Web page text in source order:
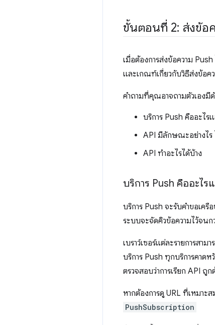
ขั้นตอนที่ 2: ส่งข้อ
เมื่อต้องการส่งข้อความ
และเกณฑ์เกี่ยวกับวิธีส่งข้อค
คำถามที่คุณอาจถามตัวเองมี
บริการ Push คืออะไร
API มีลักษณะอย่างไร
API ทำอะไรได้บ้าง
บริการ Push คืออะไร
บริการ Push จะรับคําขอเครื
ระบบจะจัดคิวข้อความไว้จนก
เบราว์เซอร์แต่ละรายการส
บริการ Push ทุกบริการคาดห
ตรวจสอบว่าการเรียก API ถูก
หากต้องการดู URL ที่เหมาะ
PushSubscription